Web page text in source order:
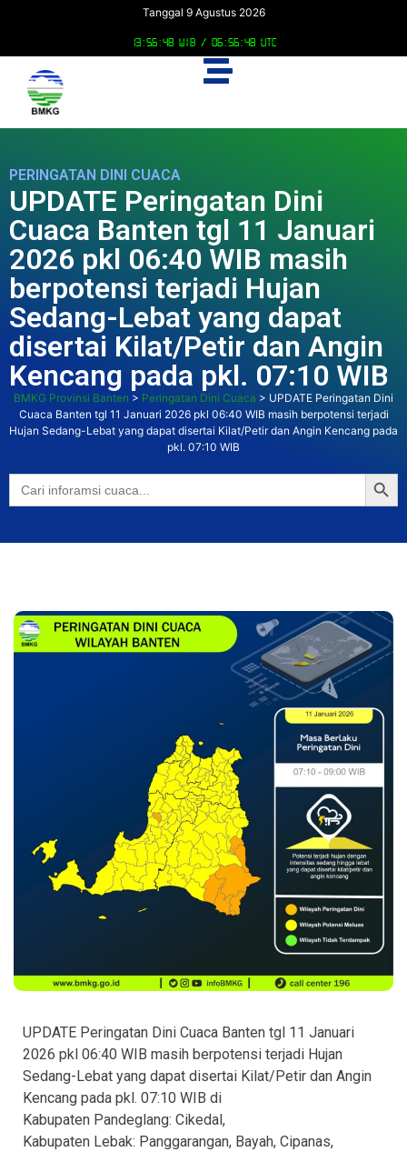
Tanggal 9 Agustus 2026
13:56:48 WIB / 06:56:48 UTC
PERINGATAN DINI CUACA
UPDATE Peringatan Dini
Cuaca Banten tgl 11 Januari
2026 pkl 06:40 WIB masih
berpotensi terjadi Hujan
Sedang-Lebat yang dapat
disertai Kilat/Petir dan Angin
Kencang pada pkl. 07:10 WIB
BMKG Provinsi Banten > Peringatan Dini Cuaca > UPDATE Peringatan Dini
Cuaca Banten tgl 11 Januari 2026 pkl 06:40 WIB masih berpotensi terjadi
Hujan Sedang-Lebat yang dapat disertai Kilat/Petir dan Angin Kencang pada
pkl. 07:10 WIB
Search
for:
UPDATE Peringatan Dini Cuaca Banten tgl 11 Januari
2026 pkl 06:40 WIB masih berpotensi terjadi Hujan
Sedang-Lebat yang dapat disertai Kilat/Petir dan Angin
Kencang pada pkl. 07:10 WIB di
Kabupaten Pandeglang: Cikedal,
Kabupaten Lebak: Panggarangan, Bayah, Cipanas,